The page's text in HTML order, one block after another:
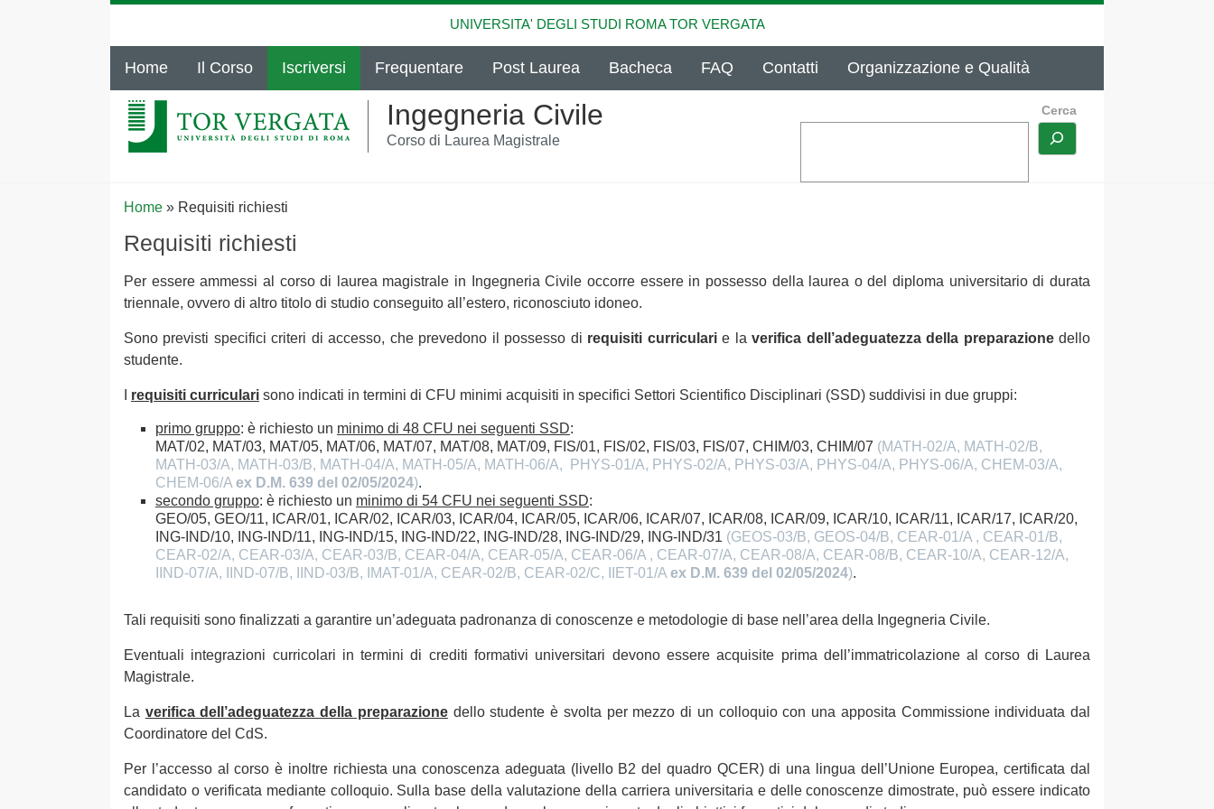
UNIVERSITA' DEGLI STUDI ROMA TOR VERGATA
Home Il Corso Iscriversi Frequentare Post Laurea Bacheca FAQ Contatti Organizzazione e Qualità
Ingegneria Civile
Corso di Laurea Magistrale
Cerca
Home » Requisiti richiesti
Requisiti richiesti
Per essere ammessi al corso di laurea magistrale in Ingegneria Civile occorre essere in possesso della laurea o del diploma universitario di durata
triennale, ovvero di altro titolo di studio conseguito all’estero, riconosciuto idoneo.
Sono previsti specifici criteri di accesso, che prevedono il possesso di requisiti curricularie laverifica dell’adeguatezza della preparazionedello
studente.
requisiti curriculari sono indicati in termini di CFU minimi acquisiti in specifici Settori Scientifico Disciplinari (SSD) suddivisi in due gruppi:
primo gruppo: è richiesto un minimo di 48 CFU nei seguenti SSD:
MAT/02, MAT/03, MAT/05, MAT/06, MAT/07, MAT/08, MAT/09, FIS/01, FIS/02, FIS/03, FIS/07, CHIM/03, CHIM/07 (MATH-02/A, MATH-02/B,
MATH-03/A, MATH-03/B, MATH-04/A, MATH-05/A, MATH-06/A, PHYS-01/A, PHYS-02/A, PHYS-03/A, PHYS-04/A, PHYS-06/A, CHEM-03/A,
CHEM-06/A ex D.M. 639 del 02/05/2024).
secondo gruppo: è richiesto un minimo di 54 CFU nei seguenti SSD:
GEO/05, GEO/11, ICAR/01, ICAR/02, ICAR/03, ICAR/04, ICAR/05, ICAR/06, ICAR/07, ICAR/08, ICAR/09, ICAR/10, ICAR/11, ICAR/17, ICAR/20,
ING-IND/10, ING-IND/11, ING-IND/15, ING-IND/22, ING-IND/28, ING-IND/29, ING-IND/31 (GEOS-03/B, GEOS-04/B, CEAR-01/A , CEAR-01/B,
CEAR-02/A, CEAR-03/A, CEAR-03/B, CEAR-04/A, CEAR-05/A, CEAR-06/A , CEAR-07/A, CEAR-08/A, CEAR-08/B, CEAR-10/A, CEAR-12/A,
IIND-07/A, IIND-07/B, IIND-03/B, IMAT-01/A, CEAR-02/B, CEAR-02/C, IIET-01/A ex D.M. 639 del 02/05/2024).
Tali requisiti sono finalizzati a garantire un’adeguata padronanza di conoscenze e metodologie di base nell’area della Ingegneria Civile.
Eventuali integrazioni curricolari in termini di crediti formativi universitari devono essere acquisite prima dell’immatricolazione al corso di Laurea
Magistrale.
La verifica dell’adeguatezza della preparazionedello studente è svolta per mezzo di un colloquio con una apposita Commissione individuata dal
Coordinatore del CdS.
Per l’accesso al corso è inoltre richiesta una conoscenza adeguata (livello B2 del quadro QCER) di una lingua dell’Unione Europea, certificata dal
candidato o verificata mediante colloquio. Sulla base della valutazione della carriera universitaria e delle conoscenze dimostrate, può essere indicato